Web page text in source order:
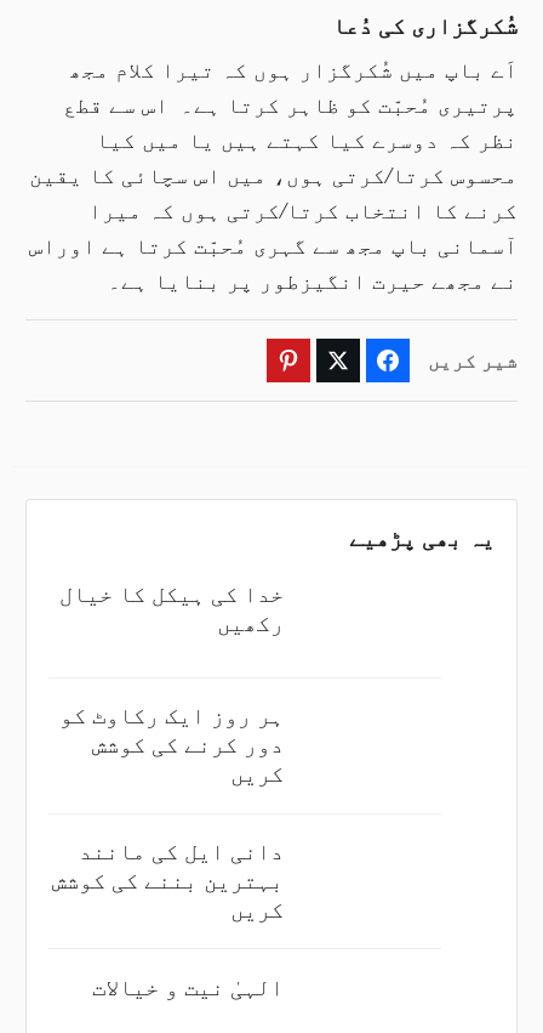
شُکرگزاری کی دُعا
اَے باپ میں شُکرگزار ہوں کہ تیرا کلام مجھ
پرتیری مُحبّت کو ظاہر کرتا ہے۔
اس سے قطع
نظر کہ دوسرے کیا کہتے ہیں یا میں کیا
محسوس کرتا/کرتی ہوں، میں اس سچائی کا یقین
کرنے کا انتخاب کرتا/کرتی ہوں کہ میرا
آسمانی باپ مجھ سے گہری مُحبّت کرتا ہے اوراس
نے مجھے حیرت انگیزطور پر بنایا ہے۔
شیر کریں Facebook
Twitter
یہ بھی پڑھیے
خدا کی ہیکل کا خیال
رکھیں
ہر روز ایک رکاوٹ کو
دور کرنے کی کوشش
کریں
دانی ایل کی مانند
بہترین بننے کی کوشش
کریں
الہیٰ نیت و خیالات